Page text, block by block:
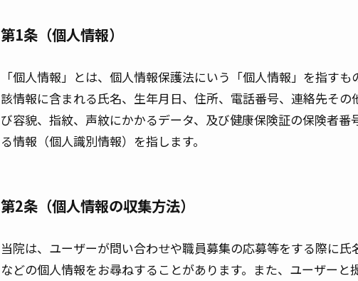
第1条（個人情報）
「個人情報」とは、個人情報保護法にいう「個人情報」を指す
該情報に含まれる氏名、生年月日、住所、電話番号、連絡先そ
び容貌、指紋、声紋にかかるデータ、及び健康保険証の保険者
る情報（個人識別情報）を指します。
第2条（個人情報の収集方法）
当院は、ユーザーが問い合わせや職員募集の応募等をする際に
などの個人情報をお尋ねすることがあります。また、ユーザー